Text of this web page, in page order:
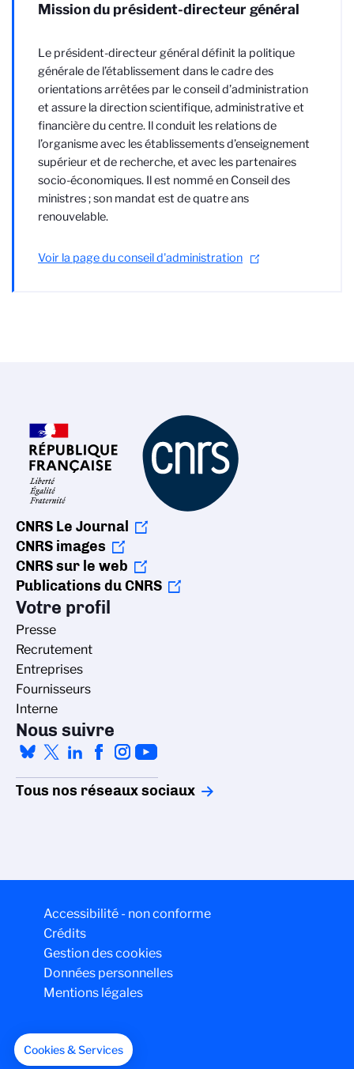
Mission du président-directeur général
Le président-directeur général définit la politique
générale de l’établissement dans le cadre des
orientations arrêtées par le conseil d’administration
et assure la direction scientifique, administrative et
financière du centre. Il conduit les relations de
l’organisme avec les établissements d’enseignement
supérieur et de recherche, et avec les partenaires
socio-économiques. Il est nommé en Conseil des
ministres ; son mandat est de quatre ans
renouvelable.
Voir la page du conseil d'administration
CNRS Le Journal
CNRS images
CNRS sur le web
Publications du CNRS
Votre profil
Presse
Recrutement
Entreprises
Fournisseurs
Interne
Nous suivre
Tous nos réseaux sociaux
Accessibilité - non conforme
Crédits
Gestion des cookies
Données personnelles
Mentions légales
Cookies & Services